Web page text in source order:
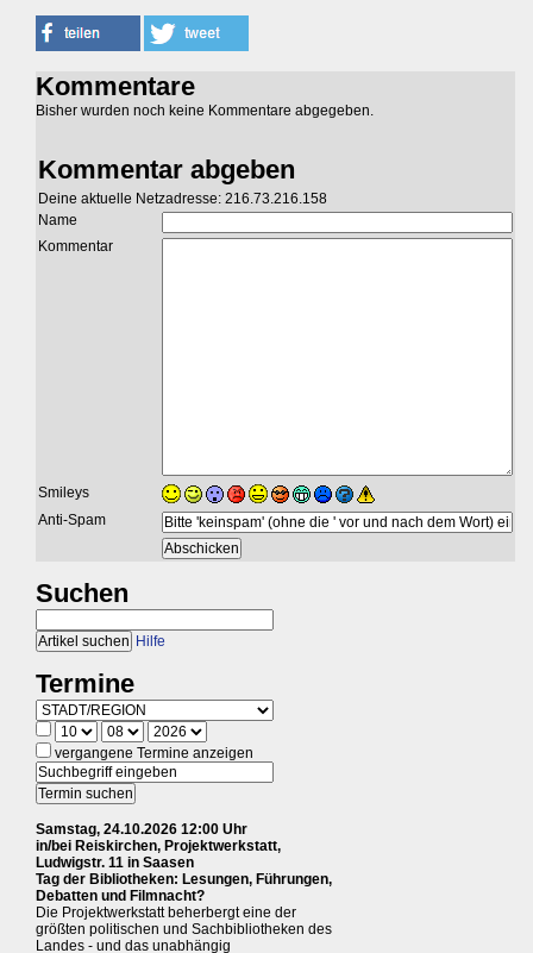
Kommentare
Bisher wurden noch keine Kommentare abgegeben.
Kommentar abgeben
Deine aktuelle Netzadresse: 216.73.216.158
Name
Kommentar
Smileys
Anti-Spam
Suchen
Hilfe
Termine
vergangene Termine anzeigen
Samstag, 24.10.2026 12:00 Uhr
in/bei Reiskirchen, Projektwerkstatt,
Ludwigstr. 11 in Saasen
Tag der Bibliotheken: Lesungen, Führungen,
Debatten und Filmnacht?
Die Projektwerkstatt beherbergt eine der
größten politischen und Sachbibliotheken des
Landes - und das unabhängig